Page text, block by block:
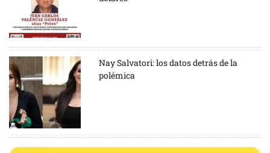
Nay Salvatori: los datos detrás de la
polémica